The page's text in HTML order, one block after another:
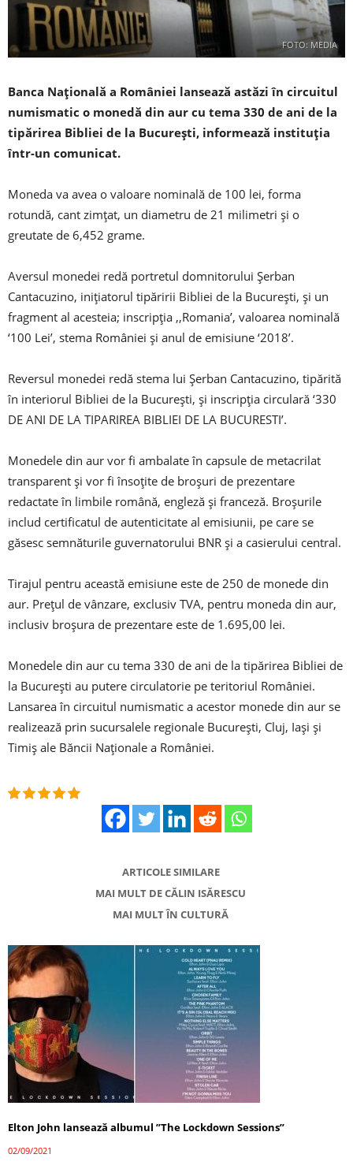
FOTO: MEDIA
Banca Naţională a României lansează astăzi în circuitul
numismatic o monedă din aur cu tema 330 de ani de la
tipărirea Bibliei de la Bucureşti, informează instituția
într-un comunicat.
Moneda va avea o valoare nominală de 100 lei, forma
rotundă, cant zimţat, un diametru de 21 milimetri şi o
greutate de 6,452 grame.
Aversul monedei redă portretul domnitorului Şerban
Cantacuzino, iniţiatorul tipăririi Bibliei de la Bucureşti, şi un
fragment al acesteia; inscripţia ,,Romania’, valoarea nominală
‘100 Lei’, stema României şi anul de emisiune ‘2018’.
Reversul monedei redă stema lui Şerban Cantacuzino, tipărită
în interiorul Bibliei de la Bucureşti, şi inscripţia circulară ‘330
DE ANI DE LA TIPARIREA BIBLIEI DE LA BUCURESTI’.
Monedele din aur vor fi ambalate în capsule de metacrilat
transparent și vor fi însoţite de broşuri de prezentare
redactate în limbile română, engleză şi franceză. Broşurile
includ certificatul de autenticitate al emisiunii, pe care se
găsesc semnăturile guvernatorului BNR şi a casierului central.
Tirajul pentru această emisiune este de 250 de monede din
aur. Preţul de vânzare, exclusiv TVA, pentru moneda din aur,
inclusiv broşura de prezentare este de 1.695,00 lei.
Monedele din aur cu tema 330 de ani de la tipărirea Bibliei de
la Bucureşti au putere circulatorie pe teritoriul României.
Lansarea în circuitul numismatic a acestor monede din aur se
realizează prin sucursalele regionale Bucureşti, Cluj, Iaşi şi
Timiş ale Băncii Naţionale a României.
ARTICOLE SIMILARE
MAI MULT DE CĂLIN ISĂRESCU
MAI MULT ÎN CULTURĂ
Elton John lansează albumul ”The Lockdown Sessions”
02/09/2021